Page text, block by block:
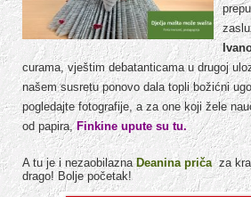
curama, vještim debatanticama u drugoj
našem susretu ponovo dala topli božićni
pogledajte fotografije, a za one koji žele
od papira,Finkine upute su tu.
A tu je i nezaobilaznaDeanina pričaza
drago! Bolje početak!